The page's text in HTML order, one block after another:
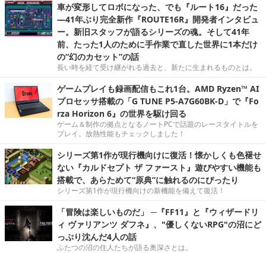
車が変形してロボになった、でも『ルート16』だった
―41年ぶり完全新作『ROUTE16R』開発者インタビュ
ー。新旧スタッフが語るシリーズの魂。そして41年
前、たった1人のために手作業で直した世界に1本だけ
の“幻のカセット”の話
長い時を経て受け継がれる過去と、新たに生まれるものとは。
ゲームプレイも録画配信もこれ1台。AMD Ryzen™ AI
プロセッサ搭載の「G TUNE P5-A7G60BK-D」で『Fo
rza Horizon 6』の世界を駆け回る
ゲーム＆制作の拠点となるノートPCで話題のレースタイトルを
プレイ。放熱性能もチェックしました！
シリーズ第1作が現行機向けに復活！懐かしくも色褪せ
ない『カルドセプト ザ ファースト』遊びやすい機能も
搭載で、あらためて“原典”に触れるのにぴったり
シリーズ第1作が現行機向けの新機能を備えて復活！
「冒険は楽しいものだ」 ─『FF11』と『ウィザードリ
ィ ヴァリアンツ ダフネ』、"優しくないRPG"の沼にど
っぷり沈んだ4人の話
ふたつの沼の住人たちが語る奥深さとは。